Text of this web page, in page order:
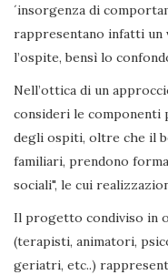
´insorgenza di
rappresentano infatti
l’ospite, bensì lo
Nell’ottica di un
consideri le componenti
degli ospiti, oltre che il
familiari, prendono
sociali", le cui
Il progetto condiviso in
(terapisti, animatori,
geriatri, etc..)